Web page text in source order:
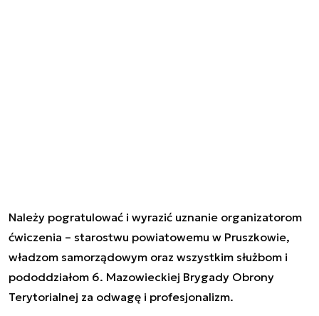
Należy pogratulować i wyrazić uznanie organizatorom
ćwiczenia – starostwu powiatowemu w Pruszkowie,
władzom samorządowym oraz wszystkim służbom i
pododdziałom 6. Mazowieckiej Brygady Obrony
Terytorialnej za odwagę i profesjonalizm.